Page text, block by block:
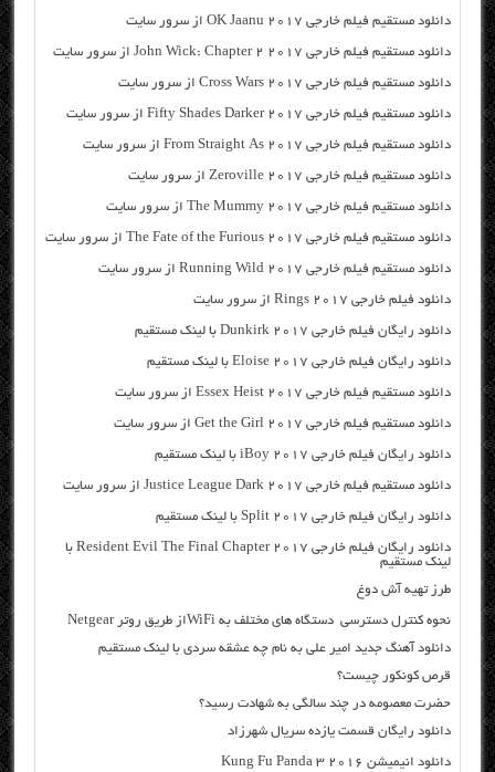
دانلود مستقیم فیلم خارجی OK Jaanu 2017 از سرور سایت
دانلود مستقیم فیلم خارجی John Wick: Chapter 2 2017 از سرور سایت
دانلود مستقیم فیلم خارجی Cross Wars 2017 از سرور سایت
دانلود مستقیم فیلم خارجی Fifty Shades Darker 2017 از سرور سایت
دانلود مستقیم فیلم خارجی From Straight As 2017 از سرور سایت
دانلود مستقیم فیلم خارجی Zeroville 2017 از سرور سایت
دانلود مستقیم فیلم خارجی The Mummy 2017 از سرور سایت
دانلود مستقیم فیلم خارجی The Fate of the Furious 2017 از سرور سایت
دانلود مستقیم فیلم خارجی Running Wild 2017 از سرور سایت
دانلود فیلم خارجی Rings 2017 از سرور سایت
دانلود رایگان فیلم خارجی Dunkirk 2017 با لینک مستقیم
دانلود رایگان فیلم خارجی Eloise 2017 با لینک مستقیم
دانلود مستقیم فیلم خارجی Essex Heist 2017 از سرور سایت
دانلود مستقیم فیلم خارجی Get the Girl 2017 از سرور سایت
دانلود رایگان فیلم خارجی iBoy 2017 با لینک مستقیم
دانلود مستقیم فیلم خارجی Justice League Dark 2017 از سرور سایت
دانلود رایگان فیلم خارجی Split 2017 با لینک مستقیم
دانلود رایگان فیلم خارجی Resident Evil The Final Chapter 2017 با
لینک مستقیم
طرز تهیه آش دوغ
نحوه کنترل دسترسی دستگاه های مختلف به WiFiاز طریق روتر Netgear
دانلود آهنگ جدید امیر علی به نام چه عشقه سردی با لینک مستقیم
قرص کونکور چیست؟
حضرت معصومه در چند سالگی به شهادت رسید؟
دانلود رایگان قسمت یازده سریال شهرزاد
دانلود انیمیشن Kung Fu Panda 3 2016